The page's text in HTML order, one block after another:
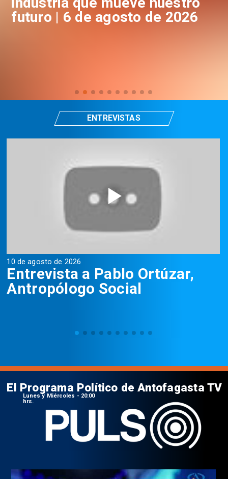
futuro | 6 de agosto de 2026
10 de agosto de 2026
Entrevista a Pablo Ortúzar,
Antropólogo Social
ENTREVISTAS
El Programa Político de Antofagasta TV
Lunes y Miércoles - 20:00
hrs.